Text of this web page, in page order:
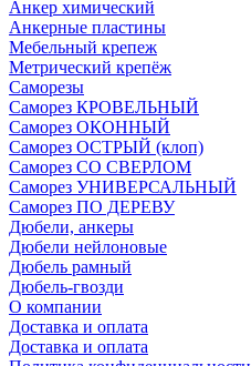
Анкер химический
Анкерные пластины
Мебельный крепеж
Метрический крепёж
Саморезы
Саморез КРОВЕЛЬНЫЙ
Саморез ОКОННЫЙ
Саморез ОСТРЫЙ (клоп)
Саморез СО СВЕРЛОМ
Саморез УНИВЕРСАЛЬНЫЙ
Саморез ПО ДЕРЕВУ
Дюбели, анкеры
Дюбели нейлоновые
Дюбель рамный
Дюбель-гвозди
О компании
Доставка и оплата
Доставка и оплата